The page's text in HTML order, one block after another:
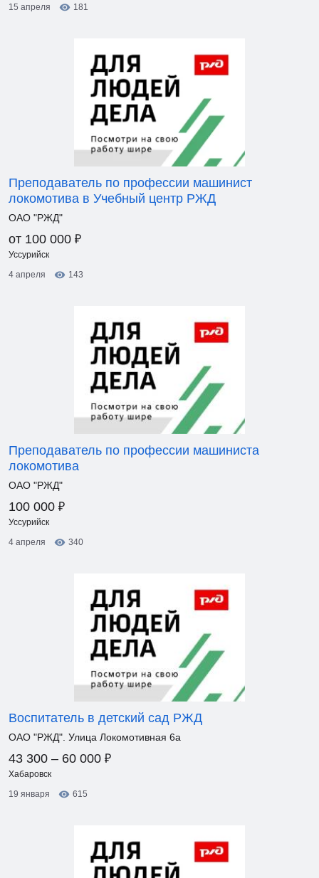
15 апреля
181
Преподаватель по профессии машинист
локомотива в Учебный центр РЖД
ОАО "РЖД"
от 100 000 ₽
Уссурийск
4 апреля
143
Преподаватель по профессии машиниста
локомотива
ОАО "РЖД"
100 000 ₽
Уссурийск
4 апреля
340
Воспитатель в детский сад РЖД
ОАО "РЖД". Улица Локомотивная 6а
43 300 – 60 000 ₽
Хабаровск
19 января
615